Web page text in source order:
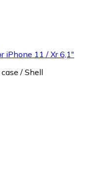
iPhone 11 / Xr 6,1"
/ Shell